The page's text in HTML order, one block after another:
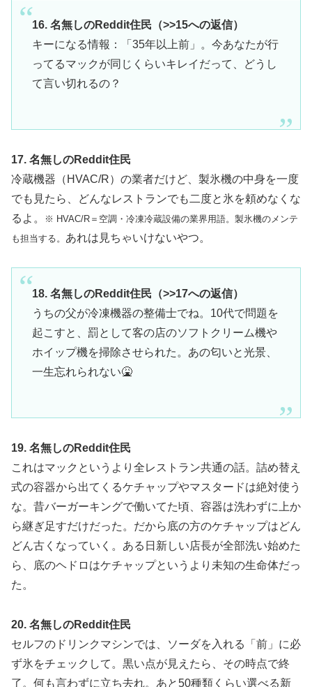
16. 名無しのReddit住民（>>15への返信）
キーになる情報：「35年以上前」。今あなたが行
ってるマックが同じくらいキレイだって、どうし
て言い切れるの？
17. 名無しのReddit住民
冷蔵機器（HVAC/R）の業者だけど、製氷機の中身を一度
でも見たら、どんなレストランでも二度と氷を頼めなくな
るよ。
※ HVAC/R＝空調・冷凍冷蔵設備の業界用語。製氷機のメンテ
も担当する。 あれは見ちゃいけないやつ。
18. 名無しのReddit住民（>>17への返信）
うちの父が冷凍機器の整備士でね。10代で問題を
起こすと、罰として客の店のソフトクリーム機や
ホイップ機を掃除させられた。あの匂いと光景、
一生忘れられない🤮
19. 名無しのReddit住民
これはマックというより全レストラン共通の話。詰め替え
式の容器から出てくるケチャップやマスタードは絶対使う
な。昔バーガーキングで働いてた頃、容器は洗わずに上か
ら継ぎ足すだけだった。だから底の方のケチャップはどん
どん古くなっていく。ある日新しい店長が全部洗い始めた
ら、底のヘドロはケチャップというより未知の生命体だっ
た。
20. 名無しのReddit住民
セルフのドリンクマシンでは、ソーダを入れる「前」に必
ず氷をチェックして。黒い点が見えたら、その時点で終
了。何も言わずに立ち去れ。あと50種類くらい選べる新